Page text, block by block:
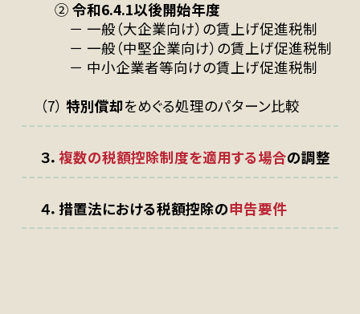
② 令和6.4.1以後開始年度
－ 一般（大企業向け）の賃上げ促進税制
－ 一般（中堅企業向け）の賃上げ促進税制
－ 中小企業者等向けの賃上げ促進税制
（7） 特別償却をめぐる処理のパターン比較
３． 複数の税額控除制度を適⽤する場合の調整
４．措置法における税額控除の申告要件